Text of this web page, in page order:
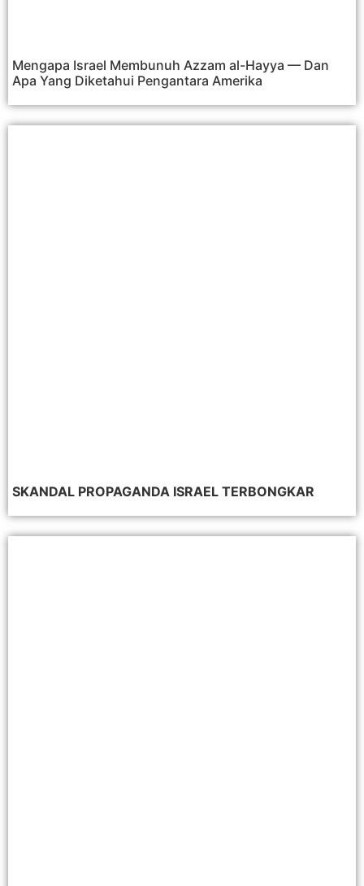
Mengapa Israel Membunuh Azzam al-Hayya — Dan
Apa Yang Diketahui Pengantara Amerika
SKANDAL PROPAGANDA ISRAEL TERBONGKAR